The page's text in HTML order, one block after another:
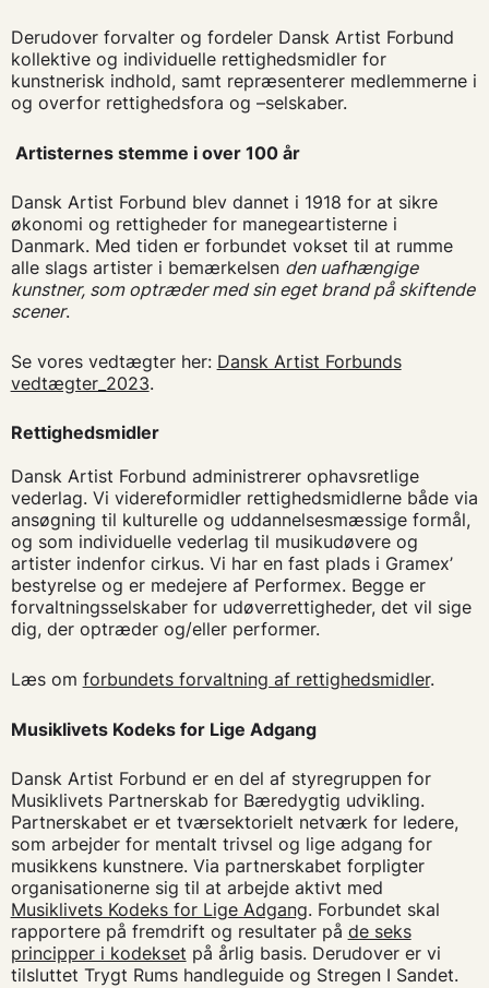
Derudover forvalter og fordeler Dansk Artist Forbund
kollektive og individuelle rettighedsmidler for
kunstnerisk indhold, samt repræsenterer medlemmerne i
og overfor rettighedsfora og –selskaber.
Artisternes stemme i over 100 år
Dansk Artist Forbund blev dannet i 1918 for at sikre
økonomi og rettigheder for manegeartisterne i
Danmark. Med tiden er forbundet vokset til at rumme
alle slags artister i bemærkelsen den uafhængige
kunstner, som optræder med sin eget brand på skiftende
scener.
Se vores vedtægter her: Dansk Artist Forbunds
vedtægter_2023.
Rettighedsmidler
Dansk Artist Forbund administrerer ophavsretlige
vederlag. Vi videreformidler rettighedsmidlerne både via
ansøgning til kulturelle og uddannelsesmæssige formål,
og som individuelle vederlag til musikudøvere og
artister indenfor cirkus. Vi har en fast plads i Gramex’
bestyrelse og er medejere af Performex. Begge er
forvaltningsselskaber for udøverrettigheder, det vil sige
dig, der optræder og/eller performer.
Læs om forbundets forvaltning af rettighedsmidler.
Musiklivets Kodeks for Lige Adgang
Dansk Artist Forbund er en del af styregruppen for
Musiklivets Partnerskab for Bæredygtig udvikling.
Partnerskabet er et tværsektorielt netværk for ledere,
som arbejder for mentalt trivsel og lige adgang for
musikkens kunstnere. Via partnerskabet forpligter
organisationerne sig til at arbejde aktivt med
Musiklivets Kodeks for Lige Adgang. Forbundet skal
rapportere på fremdrift og resultater på de seks
principper i kodekset på årlig basis. Derudover er vi
tilsluttet Trygt Rums handleguide og Stregen I Sandet.